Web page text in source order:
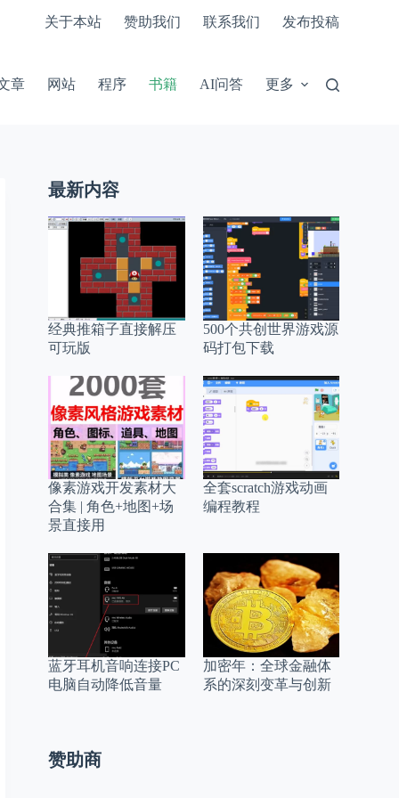
关于本站 赞助我们 联系我们 发布投稿
章 网站 程序 书籍 AI问答 更多
最新内容
经典推箱子直接解压
可玩版
500个共创世界游戏源
码打包下载
像素游戏开发素材大
合集 | 角色+地图+场
景直接用
全套scratch游戏动画
编程教程
蓝牙耳机音响连接PC
电脑自动降低音量
加密年：全球金融体
系的深刻变革与创新
赞助商